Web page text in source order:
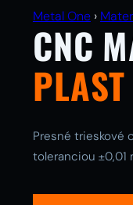
Metal One ›
CNC
PLAST
Presné trieskové
toleranciou ±0,01